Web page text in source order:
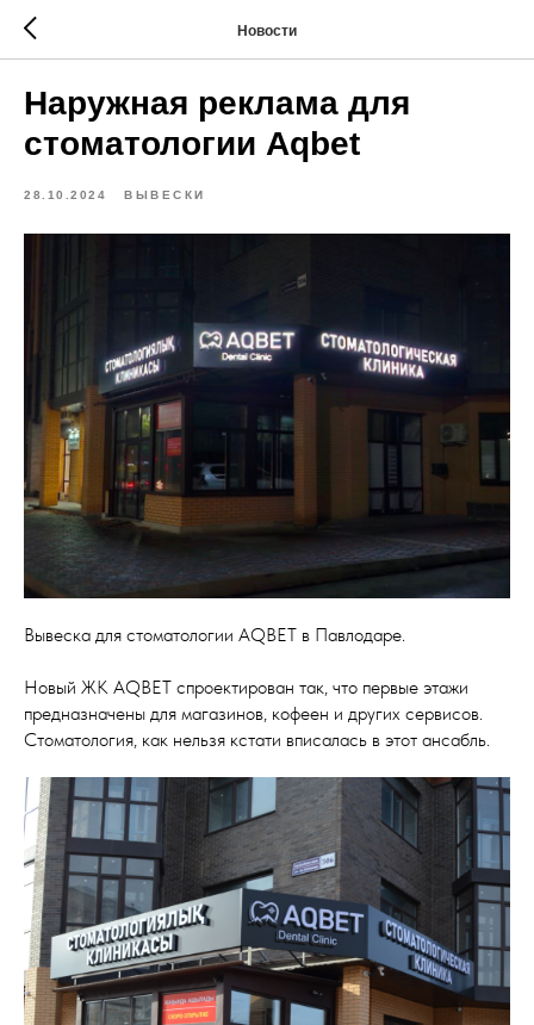
Новости
Наружная реклама для
стоматологии Aqbet
28.10.2024 ВЫВЕСКИ
Вывеска для стоматологии AQBET в Павлодаре.
Новый ЖК AQBET спроектирован так, что первые этажи
предназначены для магазинов, кофеен и других сервисов.
Стоматология, как нельзя кстати вписалась в этот ансабль.